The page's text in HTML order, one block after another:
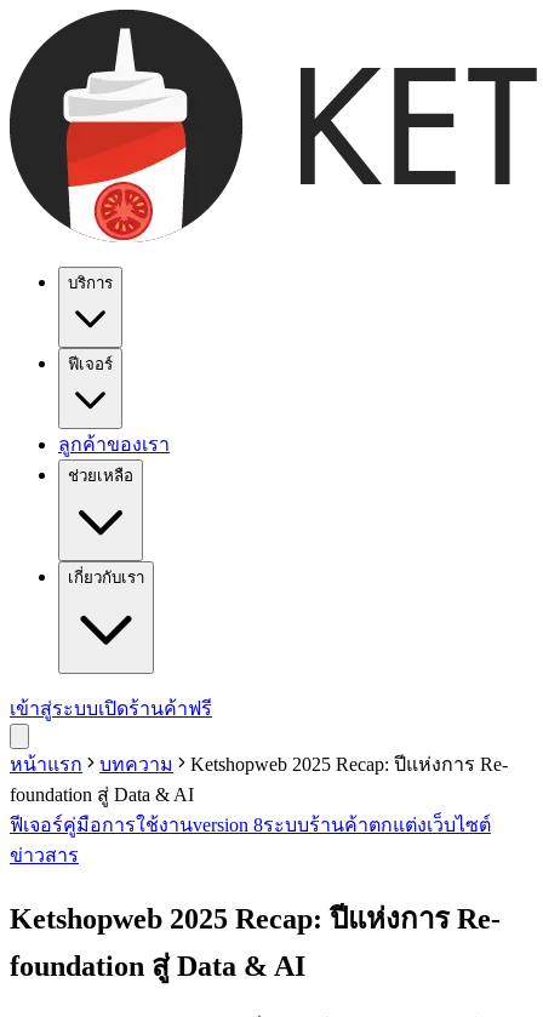
บริการ
ฟีเจอร์
ลูกค้าของเรา
ช่วยเหลือ
เกี่ยวกับเรา
เข้าสู่ระบบเปิดร้านค้าฟรี
หน้าแรก บทความ
Ketshopweb 2025 Recap: ปีแห่งการ Re-
foundation สู่ Data & AI
ฟีเจอร์คู่มือการใช้งานversion 8ระบบร้านค้าตกแต่งเว็บไซต์
ข่าวสาร
Ketshopweb 2025 Recap: ปีแห่งการ Re-
foundation สู่ Data & AI